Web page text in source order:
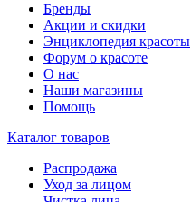
Бренды
Акции и скидки
Энциклопедия красоты
Форум о красоте
О нас
Наши магазины
Помощь
Каталог товаров
Распродажа
Уход за лицом